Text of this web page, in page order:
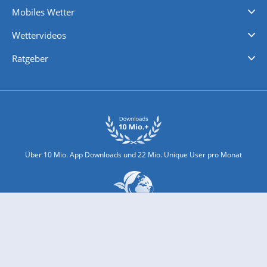
Mobiles Wetter
Wettervideos
Ratgeber
Über 10 Mio. App Downloads und 22 Mio. Unique User pro Monat